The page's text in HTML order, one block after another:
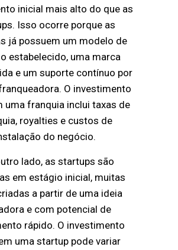
inicial mais alto do que as
Isso ocorre porque as
já possuem um modelo de
estabelecido, uma marca
e um suporte contínuo por
O investimento
uma franquia inclui taxas de
royalties e custos de
do negócio.
lado, as startups são
em estágio inicial, muitas
a partir de uma ideia
e com potencial de
rápido. O investimento
uma startup pode variar